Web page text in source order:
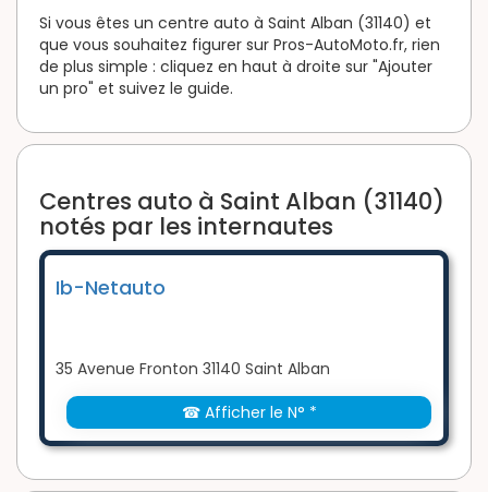
Si vous êtes un centre auto à Saint Alban (31140) et
que vous souhaitez figurer sur Pros-AutoMoto.fr, rien
de plus simple : cliquez en haut à droite sur "Ajouter
un pro" et suivez le guide.
Centres auto à Saint Alban (31140)
notés par les internautes
Ib-Netauto
35 Avenue Fronton 31140 Saint Alban
☎ Afficher le N° *